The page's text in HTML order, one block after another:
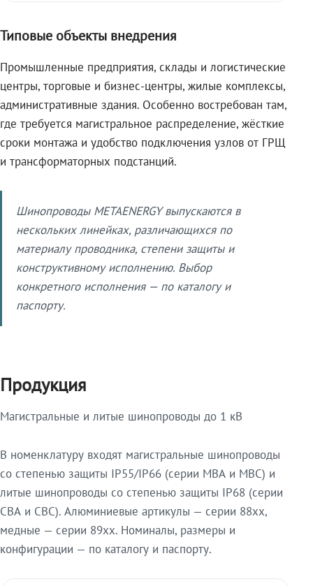
Типовые объекты внедрения
Промышленные предприятия, склады и логистические
центры, торговые и бизнес-центры, жилые комплексы,
административные здания. Особенно востребован там,
где требуется магистральное распределение, жёсткие
сроки монтажа и удобство подключения узлов от ГРЩ
и трансформаторных подстанций.
Шинопроводы METAENERGY выпускаются в
нескольких линейках, различающихся по
материалу проводника, степени защиты и
конструктивному исполнению. Выбор
конкретного исполнения — по каталогу и
паспорту.
Продукция
Магистральные и литые шинопроводы до 1 кВ
В номенклатуру входят магистральные шинопроводы
со степенью защиты IP55/IP66 (серии МВА и МВС) и
литые шинопроводы со степенью защиты IP68 (серии
СВА и СВС). Алюминиевые артикулы — серии 88xx,
медные — серии 89xx. Номиналы, размеры и
конфигурации — по каталогу и паспорту.